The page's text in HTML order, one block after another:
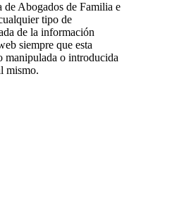
Abogados de Familia e
tipo de
de la información
siempre que esta
manipulada o introducida
mismo.